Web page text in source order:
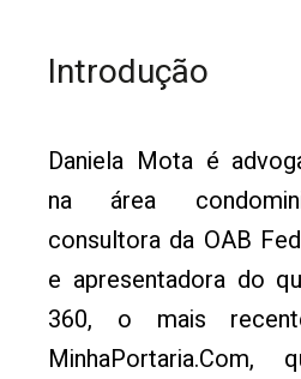
Introdução
Daniela Mota é
na área
consultora da OAB
e apresentadora do
360, o mais